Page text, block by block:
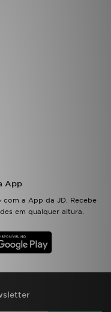
App
a App da JD. Recebe
em qualquer altura.